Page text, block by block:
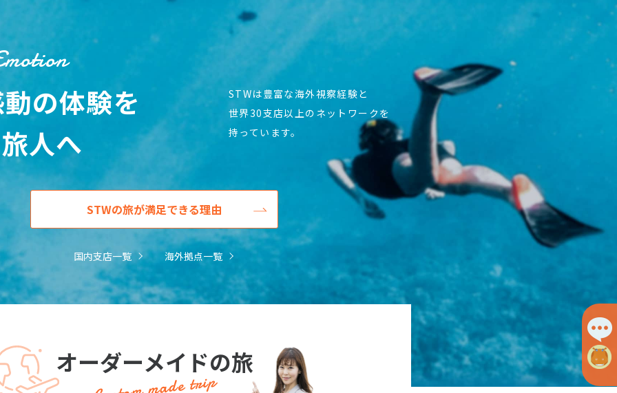
の体験を
人へ
STWは豊富な海外視察経験と
世界30支店以上のネットワークを
持っています。
STWの旅が満足できる理由
国内支店一覧 海外拠点一覧
オーダーメイドの旅